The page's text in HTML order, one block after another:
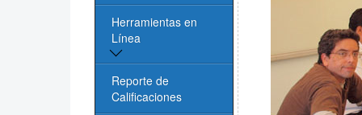
estancias
Logos
Transparencia
Administrativos
Biblioteca
Cómputo
Herramientas en
Línea
Revistas científicas
Reporte de
Calificaciones